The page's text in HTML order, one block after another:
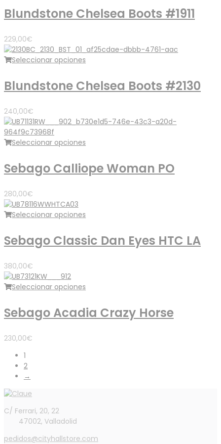
Blundstone Chelsea Boots #1911
229,00€
Seleccionar opciones
Blundstone Chelsea Boots #2130
240,00€
Seleccionar opciones
Sebago Calliope Woman PO
280,00€
Seleccionar opciones
Sebago Classic Dan Eyes HTC LA
380,00€
Seleccionar opciones
Sebago Acadia Crazy Horse
230,00€
1
2
→
C/ Ferrari, 20, 22
47002, Valladolid
pedidos@cityhallstore.com